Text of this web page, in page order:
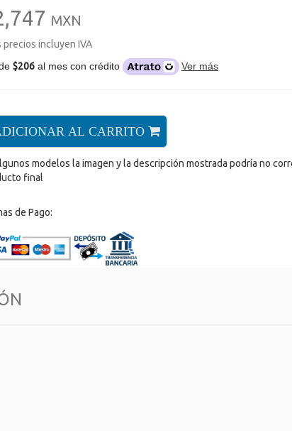
MXN
precios incluyen IVA
$206 al mes con crédito Ver más
AL CARRITO
modelos la imagen y la descripción mostrada podría no
final
de Pago: